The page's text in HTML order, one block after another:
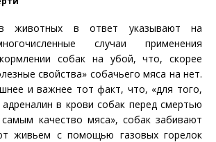
животных в ответ указывают на
случаи применения
собак на убой, что, скорее
свойства» собачьего мяса на нет.
и важнее тот факт, что, «для того,
в крови собак перед смертью
качество мяса», собак забивают
живьем с помощью газовых горелок